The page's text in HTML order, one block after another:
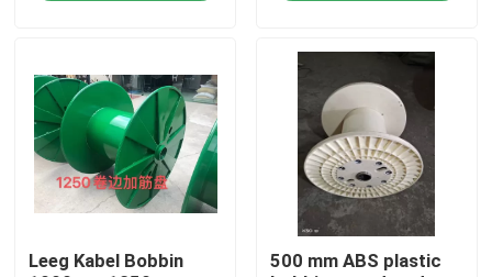
Vraag een offerte
Cable Extruder Machine
Draadtrekkers
Leeg Kabel Bobbin
500 mm ABS plastic